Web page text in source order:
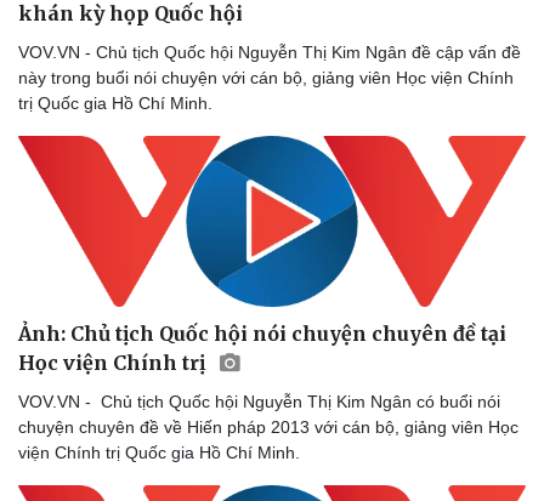
Tư vấn
Săn Tour
check-in
Câu chuyện thời sự
Đọc truyện đêm khuya
Kể chuyện cho bé
Hạt giống tâm hồn
khán kỳ họp Quốc hội
VOV.VN - Chủ tịch Quốc hội Nguyễn Thị Kim Ngân đề cập vấn đề
này trong buổi nói chuyện với cán bộ, giảng viên Học viện Chính
trị Quốc gia Hồ Chí Minh.
Ảnh: Chủ tịch Quốc hội nói chuyện chuyên đề tại
Học viện Chính trị
VOV.VN - Chủ tịch Quốc hội Nguyễn Thị Kim Ngân có buổi nói
chuyện chuyên đề về Hiến pháp 2013 với cán bộ, giảng viên Học
viện Chính trị Quốc gia Hồ Chí Minh.